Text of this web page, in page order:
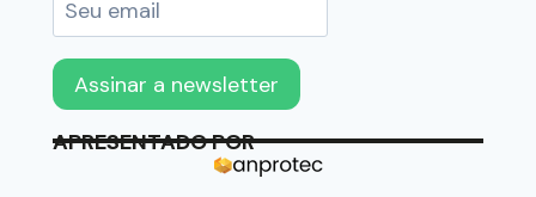
APRESENTADO POR